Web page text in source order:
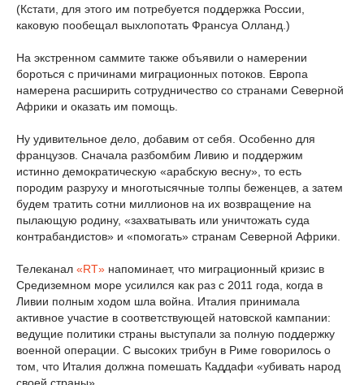
(Кстати, для этого им потребуется поддержка России,
каковую пообещал выхлопотать Франсуа Олланд.)
На экстренном саммите также объявили о намерении
бороться с причинами миграционных потоков. Европа
намерена расширить сотрудничество со странами Северной
Африки и оказать им помощь.
Ну удивительное дело, добавим от себя. Особенно для
французов. Сначала разбомбим Ливию и поддержим
истинно демократическую «арабскую весну», то есть
породим разруху и многотысячные толпы беженцев, а затем
будем тратить сотни миллионов на их возвращение на
пылающую родину, «захватывать или уничтожать суда
контрабандистов» и «помогать» странам Северной Африки.
Телеканал «RT» напоминает, что миграционный кризис в
Средиземном море усилился как раз с 2011 года, когда в
Ливии полным ходом шла война. Италия принимала
активное участие в соответствующей натовской кампании:
ведущие политики страны выступали за полную поддержку
военной операции. С высоких трибун в Риме говорилось о
том, что Италия должна помешать Каддафи «убивать народ